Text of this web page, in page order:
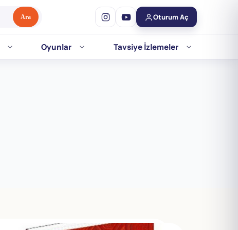
Ara Oturum Aç
Oyunlar Tavsiye İzlemeler